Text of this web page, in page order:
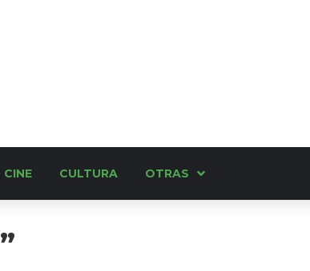
CINE CULTURA OTRAS